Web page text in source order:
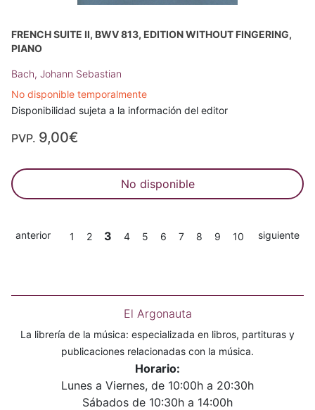
FRENCH SUITE II, BWV 813, EDITION WITHOUT FINGERING,
PIANO
Bach, Johann Sebastian
No disponible temporalmente
Disponibilidad sujeta a la información del editor
PVP. 9,00€
No disponible
anterior 1 2 3 4 5 6 7 8 9 10 siguiente
El Argonauta
La librería de la música: especializada en libros, partituras y
publicaciones relacionadas con la música.
Horario:
Lunes a Viernes, de 10:00h a 20:30h
Sábados de 10:30h a 14:00h